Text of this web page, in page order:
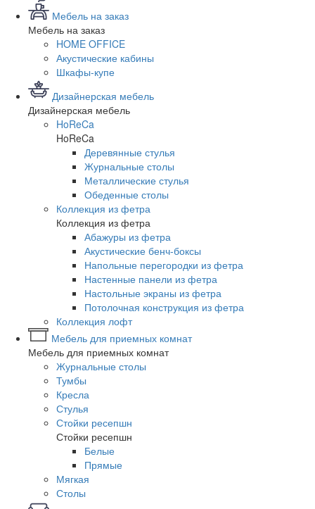
Мебель на заказ
Мебель на заказ
HOME OFFICE
Акустические кабины
Шкафы-купе
Дизайнерская мебель
Дизайнерская мебель
HoReCa
HoReCa
Деревянные стулья
Журнальные столы
Металлические стулья
Обеденные столы
Коллекция из фетра
Коллекция из фетра
Абажуры из фетра
Акустические бенч-боксы
Напольные перегородки из фетра
Настенные панели из фетра
Настольные экраны из фетра
Потолочная конструкция из фетра
Коллекция лофт
Мебель для приемных комнат
Мебель для приемных комнат
Журнальные столы
Тумбы
Кресла
Стулья
Стойки ресепшн
Стойки ресепшн
Белые
Прямые
Мягкая
Столы